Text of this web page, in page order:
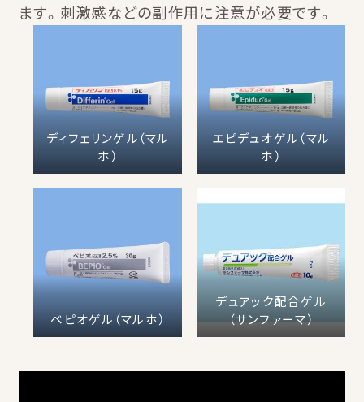
ます。刺激感などの副作用に注意が必要です。
ディフェリンゲル（マル
ホ）
エピデュオゲル（マル
ホ）
ベピオゲル（マルホ）
デュアック配合ゲル
（サンファーマ）